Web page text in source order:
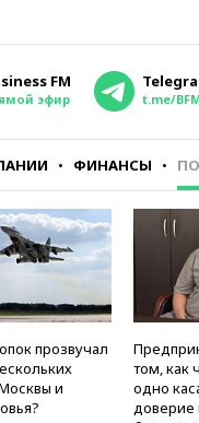
FM
эфир t.me/
ФИНАНСЫ
прозвучал
и
том, как
одно